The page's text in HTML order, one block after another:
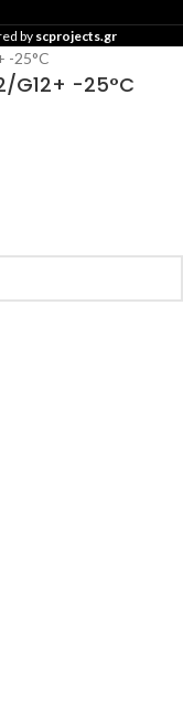
by scprojects.gr
G12+ -25°C